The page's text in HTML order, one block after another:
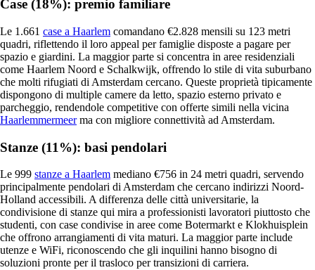
Case (18%): premio familiare
Le 1.661 case a Haarlem comandano €2.828 mensili su 123 metri
quadri, riflettendo il loro appeal per famiglie disposte a pagare per
spazio e giardini. La maggior parte si concentra in aree residenziali
come Haarlem Noord e Schalkwijk, offrendo lo stile di vita suburbano
che molti rifugiati di Amsterdam cercano. Queste proprietà tipicamente
dispongono di multiple camere da letto, spazio esterno privato e
parcheggio, rendendole competitive con offerte simili nella vicina
Haarlemmermeerma con migliore connettività ad Amsterdam.
Stanze (11%): basi pendolari
Le 999 stanze a Haarlem mediano €756 in 24 metri quadri, servendo
principalmente pendolari di Amsterdam che cercano indirizzi Noord-
Holland accessibili. A differenza delle città universitarie, la
condivisione di stanze qui mira a professionisti lavoratori piuttosto che
studenti, con case condivise in aree come Botermarkt e Klokhuisplein
che offrono arrangiamenti di vita maturi. La maggior parte include
utenze e WiFi, riconoscendo che gli inquilini hanno bisogno di
soluzioni pronte per il trasloco per transizioni di carriera.